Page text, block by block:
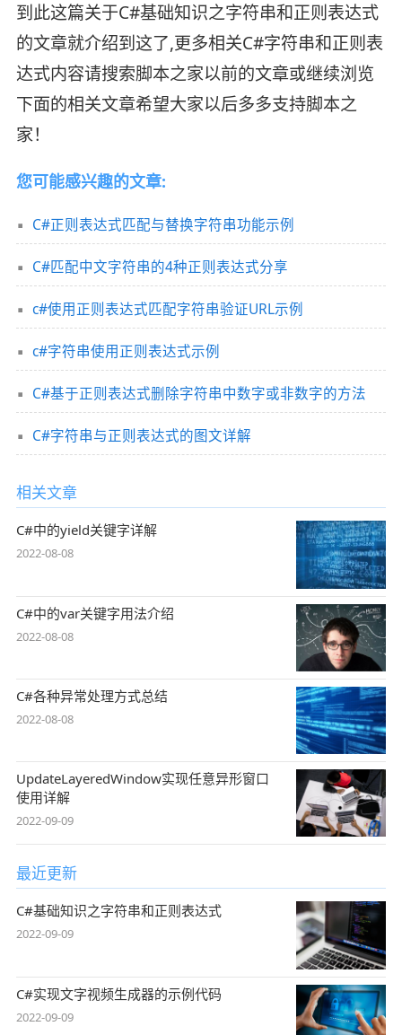
到此这篇关于C#基础知识之字符串和正则表达式
的文章就介绍到这了,更多相关C#字符串和正则表
达式内容请搜索脚本之家以前的文章或继续浏览
下面的相关文章希望大家以后多多支持脚本之
家！
您可能感兴趣的文章:
C#正则表达式匹配与替换字符串功能示例
C#匹配中文字符串的4种正则表达式分享
c#使用正则表达式匹配字符串验证URL示例
c#字符串使用正则表达式示例
C#基于正则表达式删除字符串中数字或非数字的方法
C#字符串与正则表达式的图文详解
相关文章
C#中的yield关键字详解
2022-08-08
C#中的var关键字用法介绍
2022-08-08
C#各种异常处理方式总结
2022-08-08
UpdateLayeredWindow实现任意异形窗口
使用详解
2022-09-09
最近更新
C#基础知识之字符串和正则表达式
2022-09-09
C#实现文字视频生成器的示例代码
2022-09-09